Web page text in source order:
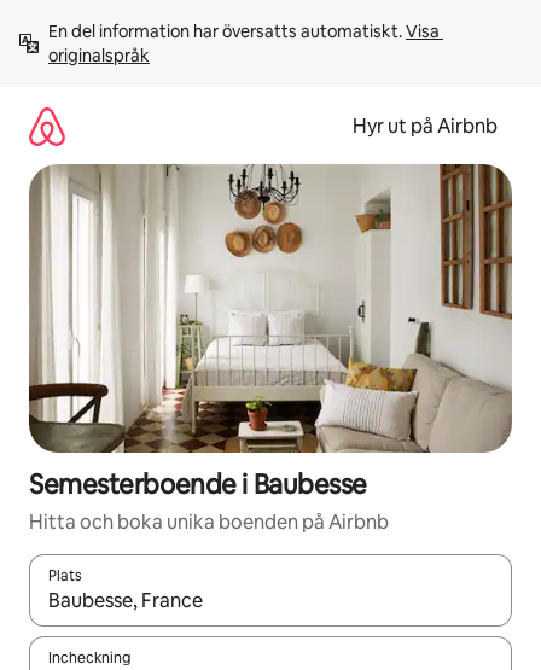
innehåll
En del information har översatts automatiskt. Visa
originalspråk
Hyr ut på Airbnb
Semesterboende i Baubesse
Hitta och boka unika boenden på Airbnb
Plats
När resultaten är tillgängliga kan du navigera med upp- och
Incheckning